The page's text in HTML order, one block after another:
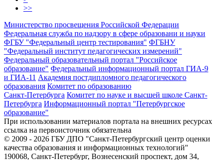
>>
Министерство просвещения Российской Федерации
Федеральная служба по надзору в сфере образовани и науки
ФГБУ "Федеральный центр тестирования" ФГБНУ
"Федеральный институт педагогических измерений"
Федеральный образовательный портал "Российское
образование" Федеральный информационный портал ГИА-9
и ГИА-11 Академия постдипломного педагогического
образования Комитет по образованию
Санкт-Петербурга Комитет по науке и высшей школе Санкт-
Петербурга Информационный портал "Петербургское
образование"
При использовании материалов портала на внешних ресурсах
ссылка на первоисточник обязательна
© 2009 - 2026 ГБУ ДПО "Санкт-Петербургский центр оценки
качества образования и информационных технологий"
190068, Санкт-Петербург, Вознесенский проспект, дом 34,